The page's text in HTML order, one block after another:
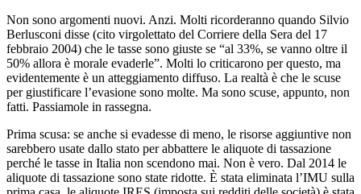
Non sono argomenti nuovi. Anzi. Molti ricorderanno quando Silvio
Berlusconi disse (cito virgolettato del Corriere della Sera del 17
febbraio 2004) che le tasse sono giuste se “al 33%, se vanno oltre il
50% allora è morale evaderle”. Molti lo criticarono per questo, ma
evidentemente è un atteggiamento diffuso. La realtà è che le scuse
per giustificare l’evasione sono molte. Ma sono scuse, appunto, non
fatti. Passiamole in rassegna.
Prima scusa: se anche si evadesse di meno, le risorse aggiuntive non
sarebbero usate dallo stato per abbattere le aliquote di tassazione
perché le tasse in Italia non scendono mai. Non è vero. Dal 2014 le
aliquote di tassazione sono state ridotte. È stata eliminata l’IMU sulla